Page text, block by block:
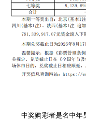
中奖购彩者是名中年